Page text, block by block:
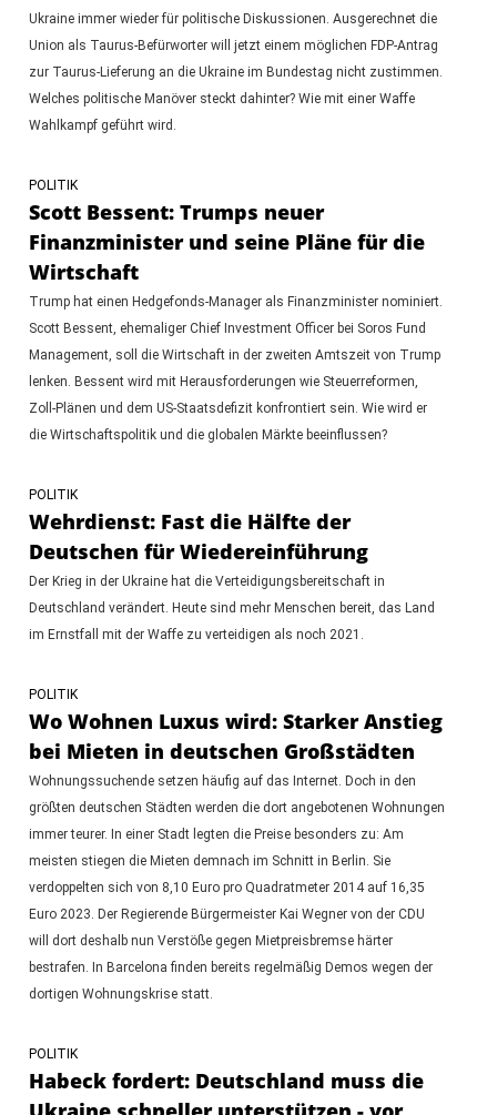
Ukraine immer wieder für politische Diskussionen. Ausgerechnet die
Union als Taurus-Befürworter will jetzt einem möglichen FDP-Antrag
zur Taurus-Lieferung an die Ukraine im Bundestag nicht zustimmen.
Welches politische Manöver steckt dahinter? Wie mit einer Waffe
Wahlkampf geführt wird.
POLITIK
Scott Bessent: Trumps neuer
Finanzminister und seine Pläne für die
Wirtschaft
Trump hat einen Hedgefonds-Manager als Finanzminister nominiert.
Scott Bessent, ehemaliger Chief Investment Officer bei Soros Fund
Management, soll die Wirtschaft in der zweiten Amtszeit von Trump
lenken. Bessent wird mit Herausforderungen wie Steuerreformen,
Zoll-Plänen und dem US-Staatsdefizit konfrontiert sein. Wie wird er
die Wirtschaftspolitik und die globalen Märkte beeinflussen?
POLITIK
Wehrdienst: Fast die Hälfte der
Deutschen für Wiedereinführung
Der Krieg in der Ukraine hat die Verteidigungsbereitschaft in
Deutschland verändert. Heute sind mehr Menschen bereit, das Land
im Ernstfall mit der Waffe zu verteidigen als noch 2021.
POLITIK
Wo Wohnen Luxus wird: Starker Anstieg
bei Mieten in deutschen Großstädten
Wohnungssuchende setzen häufig auf das Internet. Doch in den
größten deutschen Städten werden die dort angebotenen Wohnungen
immer teurer. In einer Stadt legten die Preise besonders zu: Am
meisten stiegen die Mieten demnach im Schnitt in Berlin. Sie
verdoppelten sich von 8,10 Euro pro Quadratmeter 2014 auf 16,35
Euro 2023. Der Regierende Bürgermeister Kai Wegner von der CDU
will dort deshalb nun Verstöße gegen Mietpreisbremse härter
bestrafen. In Barcelona finden bereits regelmäßig Demos wegen der
dortigen Wohnungskrise statt.
POLITIK
Habeck fordert: Deutschland muss die